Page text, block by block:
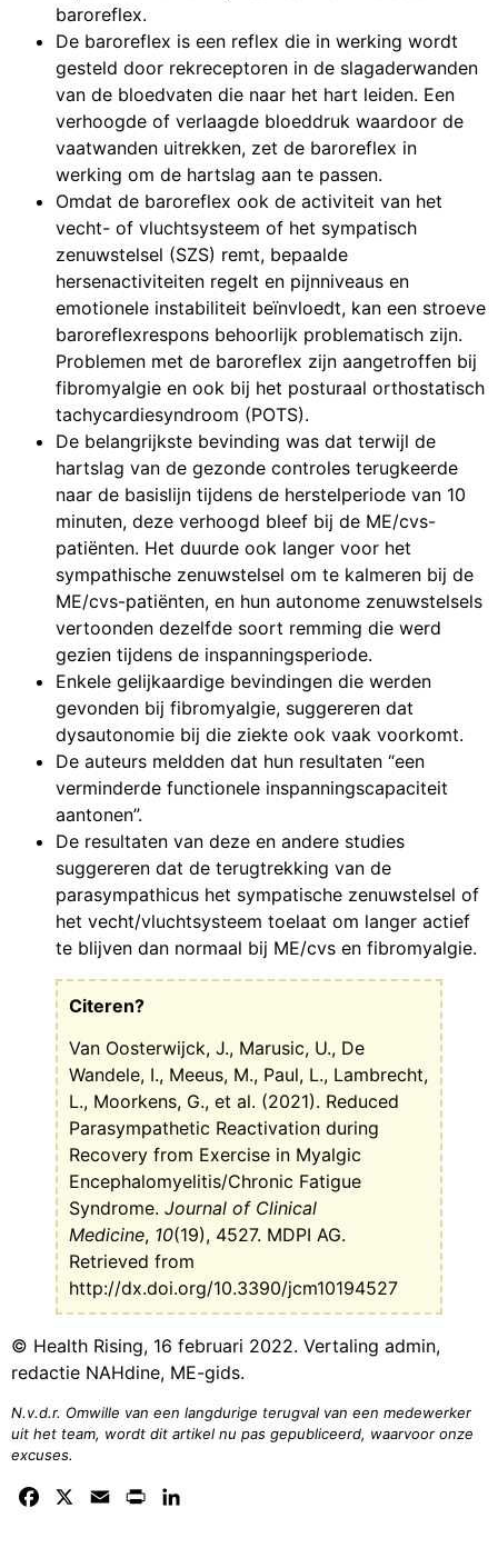
baroreflex.
De baroreflex is een reflex die in werking wordt
gesteld door rekreceptoren in de slagaderwanden
van de bloedvaten die naar het hart leiden. Een
verhoogde of verlaagde bloeddruk waardoor de
vaatwanden uitrekken, zet de baroreflex in
werking om de hartslag aan te passen.
Omdat de baroreflex ook de activiteit van het
vecht- of vluchtsysteem of het sympatisch
zenuwstelsel (SZS) remt, bepaalde
hersenactiviteiten regelt en pijnniveaus en
emotionele instabiliteit beïnvloedt, kan een stroeve
baroreflexrespons behoorlijk problematisch zijn.
Problemen met de baroreflex zijn aangetroffen bij
fibromyalgie en ook bij het posturaal orthostatisch
tachycardiesyndroom (POTS).
De belangrijkste bevinding was dat terwijl de
hartslag van de gezonde controles terugkeerde
naar de basislijn tijdens de herstelperiode van 10
minuten, deze verhoogd bleef bij de ME/cvs-
patiënten. Het duurde ook langer voor het
sympathische zenuwstelsel om te kalmeren bij de
ME/cvs-patiënten, en hun autonome zenuwstelsels
vertoonden dezelfde soort remming die werd
gezien tijdens de inspanningsperiode.
Enkele gelijkaardige bevindingen die werden
gevonden bij fibromyalgie, suggereren dat
dysautonomie bij die ziekte ook vaak voorkomt.
De auteurs meldden dat hun resultaten “een
verminderde functionele inspanningscapaciteit
aantonen”.
De resultaten van deze en andere studies
suggereren dat de terugtrekking van de
parasympathicus het sympatische zenuwstelsel of
het vecht/vluchtsysteem toelaat om langer actief
te blijven dan normaal bij ME/cvs en fibromyalgie.
Citeren?
Van Oosterwijck, J., Marusic, U., De
Wandele, I., Meeus, M., Paul, L., Lambrecht,
L., Moorkens, G., et al. (2021). Reduced
Parasympathetic Reactivation during
Recovery from Exercise in Myalgic
Encephalomyelitis/Chronic Fatigue
Syndrome. Journal of Clinical
Medicine, 10(19), 4527. MDPI AG.
Retrieved from
http://dx.doi.org/10.3390/jcm10194527
© Health Rising, 16 februari 2022. Vertaling admin,
redactie NAHdine, ME-gids.
N.v.d.r. Omwille van een langdurige terugval van een medewerker
uit het team, wordt dit artikel nu pas gepubliceerd, waarvoor onze
excuses.
Facebook Email Print